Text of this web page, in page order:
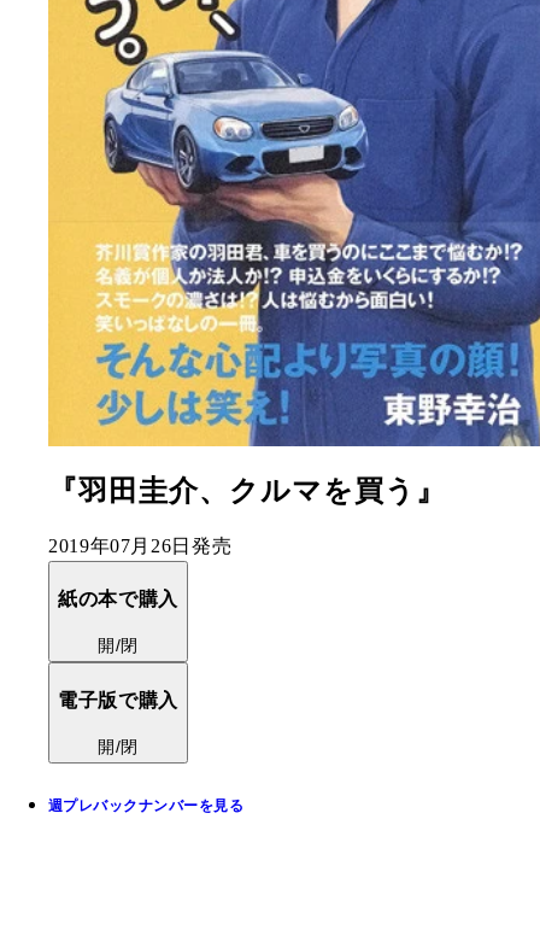
『羽田圭介、クルマを買う』
2019年07月26日発売
紙の本で購入
開/閉
電子版で購入
開/閉
週プレバックナンバーを見る